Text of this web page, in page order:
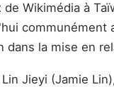
Wikimédia à
dans la mise en
Jieyi (Jamie